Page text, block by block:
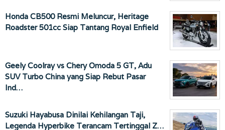
Honda CB500 Resmi Meluncur, Heritage
Roadster 501cc Siap Tantang Royal Enfield
Geely Coolray vs Chery Omoda 5 GT, Adu
SUV Turbo China yang Siap Rebut Pasar
Ind…
Suzuki Hayabusa Dinilai Kehilangan Taji,
Legenda Hyperbike Terancam Tertinggal Z…